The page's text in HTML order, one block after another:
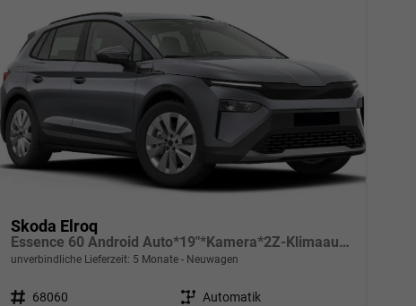
Skoda Elroq
Essence 60 Android Auto*19"*Kamera*2Z-Klimaauto*Totwinkel*LED*Tempomat
unverbindliche Lieferzeit: 5 Monate Neuwagen
Fahrzeugnr. 68060 Getriebe Automatik